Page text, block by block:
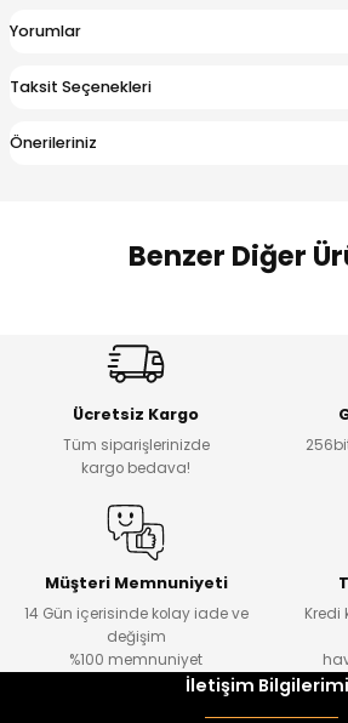
Yorumlar
Taksit Seçenekleri
Önerileriniz
Benzer Diğer
Onca Çizgili Erkek Çocuk Şort
Urban Fit
Kampçı Minik Erkek Çocuk 2'li Şortlu Takım
Ücretsiz Kargo
Tüm siparişlerinizde
kargo bedava!
Müşteri Memnuniyeti
14 Gün içerisinde kolay iade ve
değişim
%100 memnuniyet
Kredi
İletişim
ve Taç